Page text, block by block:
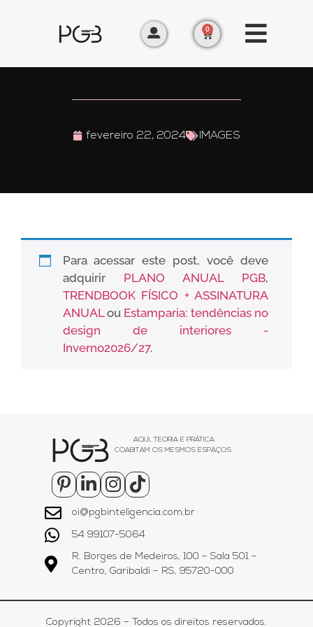
0
fevereiro 22, 2024 IMAGES
Para acessar este post, você deve
adquirir PLANO ANUAL PGB,
TRENDBOOK FÍSICO + ASSINATURA
ANUALou Estamparia: tendências no
design de interiores -
Inverno2026/27.
AQUI, TEORIA E PRÁTICA
COABITAM OS MESMOS ESPAÇOS.
oi@pgbinteligencia.com.br
54 99107-5064
R. Borges de Medeiros, 100 – Sala 501 –
Centro, Garibaldi – RS, 95720-000
Copyright 2026 – Todos os direitos reservados.